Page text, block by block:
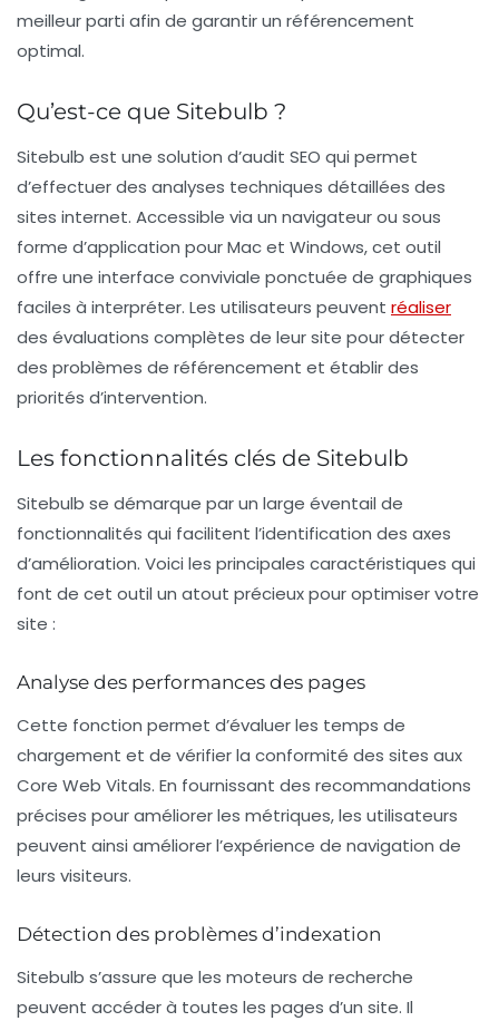
meilleur parti afin de garantir un référencement
optimal.
Qu’est-ce que Sitebulb ?
Sitebulb est une solution d’audit SEO qui permet
d’effectuer des analyses techniques détaillées des
sites internet. Accessible via un navigateur ou sous
forme d’application pour Mac et Windows, cet outil
offre une interface conviviale ponctuée de graphiques
faciles à interpréter. Les utilisateurs peuvent réaliser
des évaluations complètes de leur site pour détecter
des problèmes de référencement et établir des
priorités d’intervention.
Les fonctionnalités clés de Sitebulb
Sitebulb se démarque par un large éventail de
fonctionnalités qui facilitent l’identification des axes
d’amélioration. Voici les principales caractéristiques qui
font de cet outil un atout précieux pour optimiser votre
site :
Analyse des performances des pages
Cette fonction permet d’évaluer les temps de
chargement et de vérifier la conformité des sites aux
Core Web Vitals. En fournissant des recommandations
précises pour améliorer les métriques, les utilisateurs
peuvent ainsi améliorer l’expérience de navigation de
leurs visiteurs.
Détection des problèmes d’indexation
Sitebulb s’assure que les moteurs de recherche
peuvent accéder à toutes les pages d’un site. Il